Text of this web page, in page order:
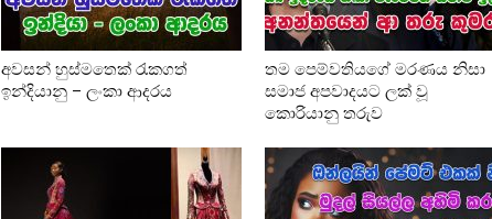
අවසන් හුස්මතෙක් රැකගත්
ඉන්දියානු – ලංකා ආදරය
තම පෙම්වතියගේ මරණය නිසා
සමාජ අපවාදයට ලක් වූ
කොරියානු තරුව